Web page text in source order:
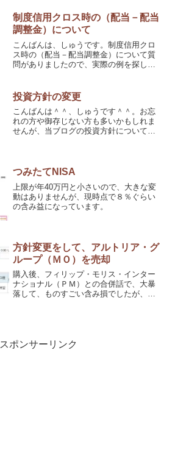
制度信用クロス時の（配当－配当
調整金）について
こんばんは、しゅうです。制度信用クロ
ス時の（配当－配当調整金）について質
問がありましたので、実際の例を探して
つ「配当を株式数比例配分方式」の場合
になります。
投資方針の変更
こんばんは＾＾、しゅうです＾＾。お忘
れの方や御存じない方も多いかもしれま
せんが、当ブログの投資方針についてで
つみたてNISA
上限が年40万円と小さいので、大きな変
動はありませんが、現時点で８％ぐらい
の含み益になっています。
方針変更をして、アルトリア・グ
ループ（ＭＯ）を売却
購入後、フィリップ・モリス・インター
ナショナル（ＰＭ）との合併話で、大暴
落して、ものすごい含み損でしたが、よ
スポンサーリンク